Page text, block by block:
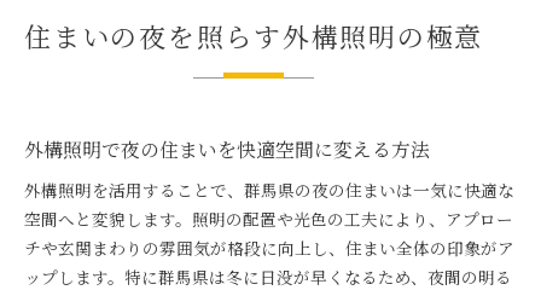
外構照明がもたらす群馬県の夜間の魅力とは
群馬県の外構照明が創るリラックス空間の秘訣
群馬県の気候に合う外構照明の選び方ポイント
外構照明で高級感と温かみを両立する方法
外構照明選びで失敗しない重要なチェックポイン
ト
住まいの夜を照らす外構照明の極意
外構照明で夜の住まいを快適空間に変える方法
外構照明を活用することで、群馬県の夜の住まいは一気に快適な
空間へと変貌します。照明の配置や光色の工夫により、アプロー
チや玄関まわりの雰囲気が格段に向上し、住まい全体の印象がア
ップします。特に群馬県は冬に日没が早くなるため、夜間の明る